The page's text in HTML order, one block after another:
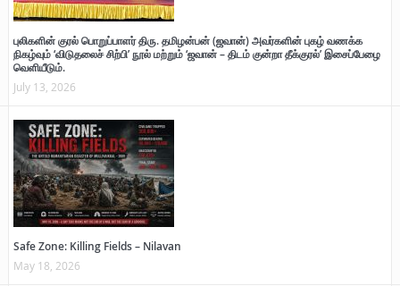
புலிகளின் குரல் பொறுப்பாளர் திரு. தமிழன்பன் (ஜவான்) அவர்களின் புகழ் வணக்க
நிகழ்வும் ‘விடுதலைச் சிற்பி’ நூல் மற்றும் ‘ஜவான் – திடம் குன்றா தீக்குரல்’ இசைப்பேழை
வெளியீடும்.
July 13, 2026
Safe Zone: Killing Fields – Nilavan
May 18, 2026